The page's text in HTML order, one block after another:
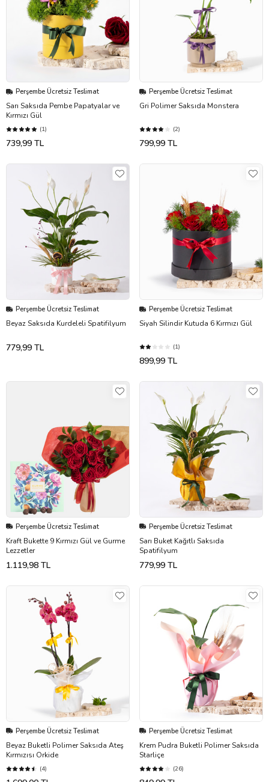
Perşembe Ücretsiz Teslimat
Sarı Saksıda Pembe Papatyalar ve
Kırmızı Gül
(1)
739,99 TL
Perşembe Ücretsiz Teslimat
Gri Polimer Saksıda Monstera
(2)
799,99 TL
Perşembe Ücretsiz Teslimat
Beyaz Saksıda Kurdeleli Spatifilyum
779,99 TL
Perşembe Ücretsiz Teslimat
Siyah Silindir Kutuda 6 Kırmızı Gül
(1)
899,99 TL
Perşembe Ücretsiz Teslimat
Kraft Bukette 9 Kırmızı Gül ve Gurme
Lezzetler
1.119,98 TL
Perşembe Ücretsiz Teslimat
Sarı Buket Kağıtlı Saksıda
Spatifilyum
779,99 TL
Perşembe Ücretsiz Teslimat
Beyaz Buketli Polimer Saksıda Ateş
Kırmızısı Orkide
(4)
Perşembe Ücretsiz Teslimat
Krem Pudra Buketli Polimer Saksıda
Starliçe
(26)